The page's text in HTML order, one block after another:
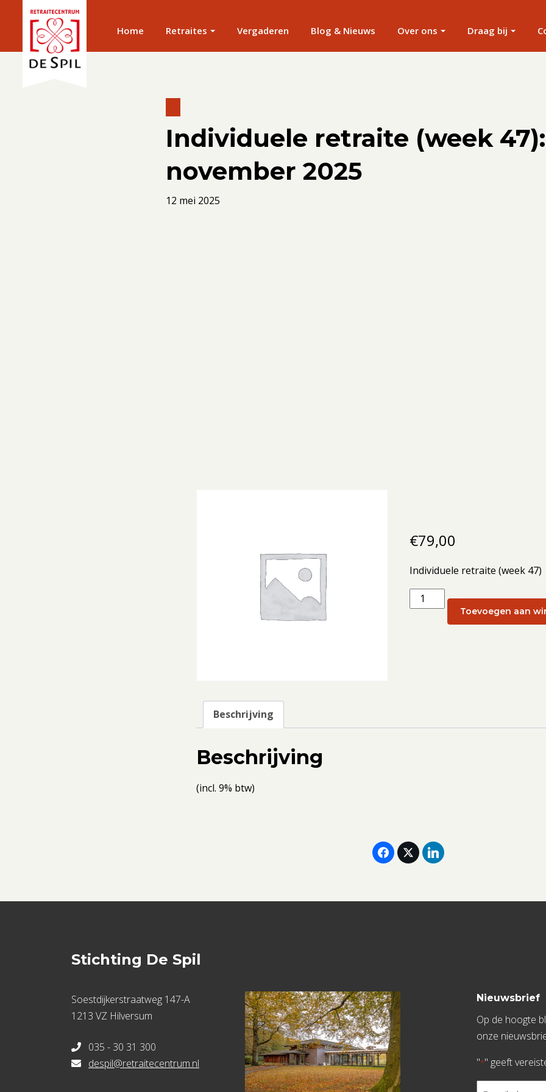
Home Retraites Vergaderen Blog & Nieuws Over ons Draag bij
Individuele retraite (week 47):
november 2025
12 mei 2025
€79,00
Individuele retraite (week 47)
Individuele
retraite
Toevoegen aan
Beschrijving
Beschrijving
(incl. 9% btw)
Stichting De Spil
Soestdijkerstraatweg 147-A
1213 VZ Hilversum
035 - 30 31 300
despil@retraitecentrum.nl
Nieuwsbrief
Op de hoogte
onze
"*" geeft